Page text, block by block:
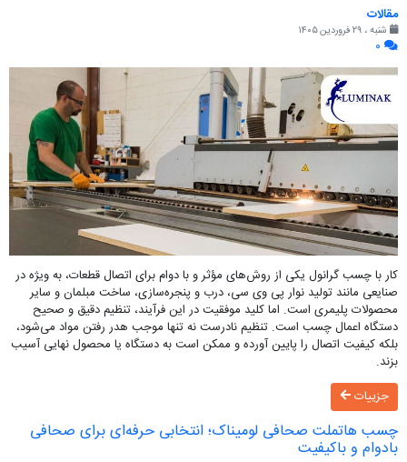
مقالات
شنبه ، ۲۹ فروردین ۱۴۰۵
۰
کار با چسب گرانول یکی از روش‌های مؤثر و با دوام برای اتصال قطعات، به ویژه در
صنایعی مانند تولید نوار پی وی سی، درب و پنجره‌سازی، ساخت مبلمان و سایر
محصولات پلیمری است. اما کلید موفقیت در این فرآیند، تنظیم دقیق و صحیح
دستگاه اعمال چسب است. تنظیم نادرست نه تنها موجب هدر رفتن مواد می‌شود،
بلکه کیفیت اتصال را پایین آورده و ممکن است به دستگاه یا محصول نهایی آسیب
بزند.
جزییات
چسب هاتملت صحافی لومیناک؛ انتخابی حرفه‌ای برای صحافی
بادوام و باکیفیت